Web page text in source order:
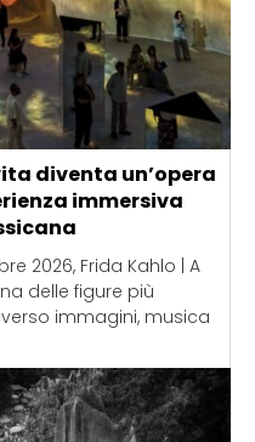
diventa un’opera
immersiva
2026, Frida Kahlo | A
delle figure più
immagini, musica